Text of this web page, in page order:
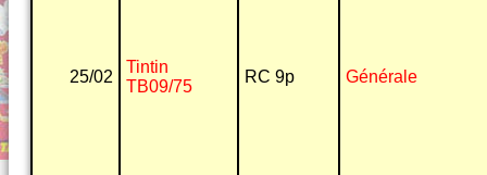
25/02
Tintin
TB09/75
RC 9p Générale